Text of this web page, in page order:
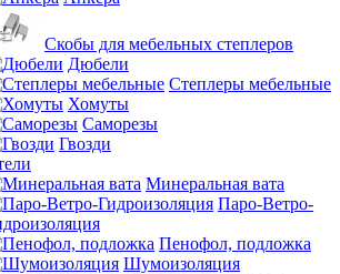
Скобы для мебельных степлеров
Дюбели
Степлеры мебельные
Хомуты
Саморезы
Гвозди
Минеральная вата
Паро-Ветро-
Пенофол, подложка
Шумоизоляция